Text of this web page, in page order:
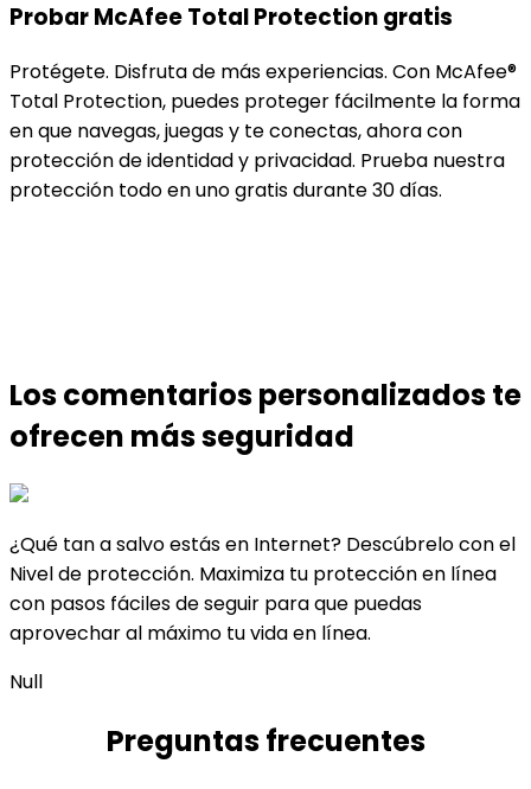
ProbarMcAfee Total Protection gratis
Protégete. Disfruta de más experiencias. Con McAfee®
Total Protection, puedes proteger fácilmente la forma
en que navegas, juegas y te conectas, ahora con
protección de identidad y privacidad. Prueba nuestra
protección todo en uno gratis durante 30 días. ​
Los comentarios personalizados te
ofrecen más seguridad
¿Qué tan a salvo estás en Internet? Descúbrelo con el
Nivel de protección. Maximiza tu protección en línea
con pasos fáciles de seguir para que puedas
aprovechar al máximo tu vida en línea.
Null
Preguntas frecuentes